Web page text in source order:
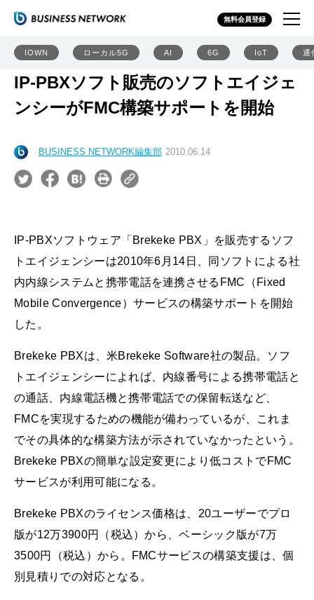
無料会員登録
IOWN ローカル5G AI 6G IoT 通
IP-PBXソフト販売のソフトエイジェ
ンシーがFMC構築サポートを開始
BUSINESS NETWORK編集部 2010.06.14
IP-PBXソフトウェア「Brekeke PBX」を販売するソフ
トエイジェンシーは2010年6月14日、同ソフトによる社
内内線システムと携帯電話を連携させるFMC（Fixed
Mobile Convergence）サービスの構築サポートを開始
した。
Brekeke PBXは、米Brekeke Software社の製品。ソフ
トエイジェンシーによれば、内線番号による携帯電話と
の通話、内線電話機と携帯電話での保留転送など、
FMCを実現するための機能が備わっているが、これま
でその具体的な構築方法が示されていなかったという。
Brekeke PBXの簡単な設定変更により低コストでFMC
サービスが利用可能になる。
Brekeke PBXのライセンス価格は、20ユーザーでプロ
版が12万3900円（税込）から、ベーシック版が7万
3500円（税込）から。FMCサービスの構築支援は、個
別見積りでの対応となる。